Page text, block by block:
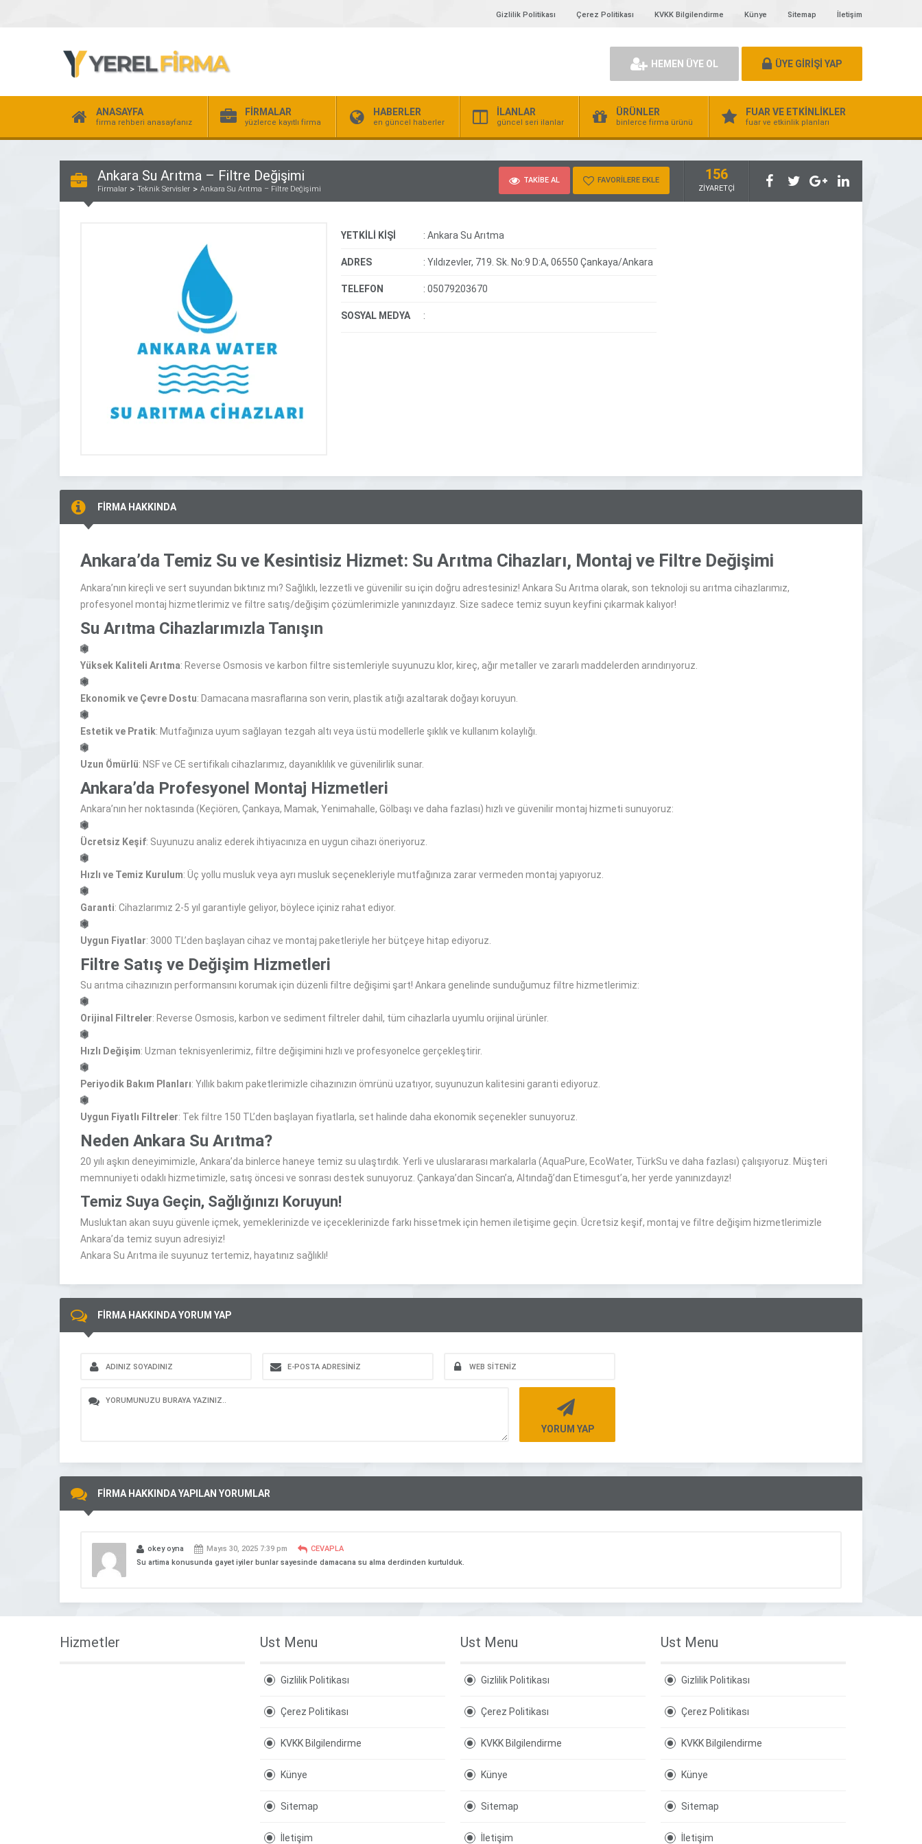
Gizlilik Politikası Çerez Politikası KVKK Bilgilendirme Künye Sitemap İletişim
HEMEN ÜYE OL ÜYE GİRİŞİ YAP
ANASAYFA
firma rehberi anasayfanız
FİRMALAR
yüzlerce kayıtlı firma
HABERLER
en güncel haberler
İLANLAR
güncel seri ilanlar
ÜRÜNLER
binlerce firma ürünü
FUAR VE ETKİNLİKLER
fuar ve etkinlik planları
Ankara Su Arıtma – Filtre Değişimi
Firmalar Teknik Servisler Ankara Su Arıtma – Filtre Değişimi
TAKİBE AL FAVORİLERE EKLE 156
ZİYARETÇİ
YETKİLİ KİŞİ : Ankara Su Arıtma
ADRES : Yıldızevler, 719. Sk. No:9 D:A, 06550 Çankaya/Ankara
TELEFON : 05079203670
SOSYAL MEDYA :
FİRMA HAKKINDA
Ankara’da Temiz Su ve Kesintisiz Hizmet: Su Arıtma Cihazları, Montaj ve Filtre Değişimi
Ankara’nın kireçli ve sert suyundan bıktınız mı? Sağlıklı, lezzetli ve güvenilir su için doğru adrestesiniz! Ankara Su Arıtma olarak, son teknoloji su arıtma cihazlarımız,
profesyonel montaj hizmetlerimiz ve filtre satış/değişim çözümlerimizle yanınızdayız. Size sadece temiz suyun keyfini çıkarmak kalıyor!
Su Arıtma Cihazlarımızla Tanışın
Yüksek Kaliteli Arıtma: Reverse Osmosis ve karbon filtre sistemleriyle suyunuzu klor, kireç, ağır metaller ve zararlı maddelerden arındırıyoruz.
Ekonomik ve Çevre Dostu: Damacana masraflarına son verin, plastik atığı azaltarak doğayı koruyun.
Estetik ve Pratik: Mutfağınıza uyum sağlayan tezgah altı veya üstü modellerle şıklık ve kullanım kolaylığı.
Uzun Ömürlü: NSF ve CE sertifikalı cihazlarımız, dayanıklılık ve güvenilirlik sunar.
Ankara’da Profesyonel Montaj Hizmetleri
Ankara’nın her noktasında (Keçiören, Çankaya, Mamak, Yenimahalle, Gölbaşı ve daha fazlası) hızlı ve güvenilir montaj hizmeti sunuyoruz:
Ücretsiz Keşif: Suyunuzu analiz ederek ihtiyacınıza en uygun cihazı öneriyoruz.
Hızlı ve Temiz Kurulum: Üç yollu musluk veya ayrı musluk seçenekleriyle mutfağınıza zarar vermeden montaj yapıyoruz.
Garanti: Cihazlarımız 2-5 yıl garantiyle geliyor, böylece içiniz rahat ediyor.
Uygun Fiyatlar: 3000 TL’den başlayan cihaz ve montaj paketleriyle her bütçeye hitap ediyoruz.
Filtre Satış ve Değişim Hizmetleri
Su arıtma cihazınızın performansını korumak için düzenli filtre değişimi şart! Ankara genelinde sunduğumuz filtre hizmetlerimiz:
Orijinal Filtreler: Reverse Osmosis, karbon ve sediment filtreler dahil, tüm cihazlarla uyumlu orijinal ürünler.
Hızlı Değişim: Uzman teknisyenlerimiz, filtre değişimini hızlı ve profesyonelce gerçekleştirir.
Periyodik Bakım Planları: Yıllık bakım paketlerimizle cihazınızın ömrünü uzatıyor, suyunuzun kalitesini garanti ediyoruz.
Uygun Fiyatlı Filtreler: Tek filtre 150 TL’den başlayan fiyatlarla, set halinde daha ekonomik seçenekler sunuyoruz.
Neden Ankara Su Arıtma?
20 yılı aşkın deneyimimizle, Ankara’da binlerce haneye temiz su ulaştırdık. Yerli ve uluslararası markalarla (AquaPure, EcoWater, TürkSu ve daha fazlası) çalışıyoruz. Müşteri
memnuniyeti odaklı hizmetimizle, satış öncesi ve sonrası destek sunuyoruz. Çankaya’dan Sincan’a, Altındağ’dan Etimesgut’a, her yerde yanınızdayız!
Temiz Suya Geçin, Sağlığınızı Koruyun!
Musluktan akan suyu güvenle içmek, yemeklerinizde ve içeceklerinizde farkı hissetmek için hemen iletişime geçin. Ücretsiz keşif, montaj ve filtre değişim hizmetlerimizle
Ankara’da temiz suyun adresiyiz!
Ankara Su Arıtma ile suyunuz tertemiz, hayatınız sağlıklı!
FİRMA HAKKINDA YORUM YAP
YORUM YAP
FİRMA HAKKINDA YAPILAN YORUMLAR
okey oyna Mayıs 30, 2025 7:39 pm
CEVAPLA
Su artima konusunda gayet iyiler bunlar sayesinde damacana su alma derdinden kurtulduk.
Hizmetler Ust Menu
Gizlilik Politikası
Çerez Politikası
KVKK Bilgilendirme
Künye
Sitemap
İletişim
Ust Menu
Gizlilik Politikası
Çerez Politikası
KVKK Bilgilendirme
Künye
Sitemap
İletişim
Ust Menu
Gizlilik Politikası
Çerez Politikası
KVKK Bilgilendirme
Künye
Sitemap
İletişim